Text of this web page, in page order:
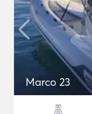
Marco 23